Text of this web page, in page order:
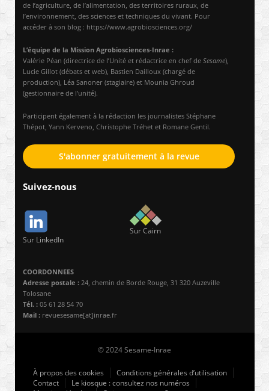
de l’agriculture, de l’alimentation, des territoires ruraux, de
l’environnement, des sciences et techniques du vivant. Pour
accéder à son blog : https://www.agrobiosciences.org/
L’équipe de la Mission Agrobiosciences-Inrae :
Valérie Péan (directrice de l’Unité et rédactrice en chef de Sesame),
Lucie Gillot (débats et web), Bastien Dailloux (chargé de
production), Léa Sanoner (stagiaire) et Mounia Ghroud
(gestionnaire de l’unité).
Participent également à la rédaction les journalistes Stéphane
Thépot, Yann Kerveno, Christophe Tréhet et Romane Gentil.
S'abonner gratuitement à la revue
Suivez-nous
Sur LinkedIn
Sur Cairn
COORDONNEES
Adresse postale : 24, chemin de Borde Rouge, 31 320 Auzeville
Tolosane
Tél. : 05 61 28 54 70
Mail : revuesesame[at]inrae.fr
© 2024 Sesame-Inrae
À propos des cookies
Conditions générales d’utilisation
Contact
Le kiosque : consultez nos numéros